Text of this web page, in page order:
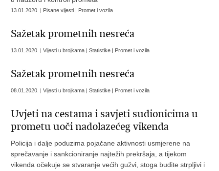
13.01.2020. | Pisane vijesti | Promet i vozila
Sažetak prometnih nesreća
13.01.2020. | Vijesti u brojkama | Statistike | Promet i vozila
Sažetak prometnih nesreća
08.01.2020. | Vijesti u brojkama | Statistike | Promet i vozila
Uvjeti na cestama i savjeti sudionicima u
prometu uoči nadolazećeg vikenda
Policija i dalje poduzima pojačane aktivnosti usmjerene na
sprečavanje i sankcioniranje najtežih prekršaja, a tijekom
vikenda očekuje se stvaranje većih gužvi, stoga budite strpljivi i